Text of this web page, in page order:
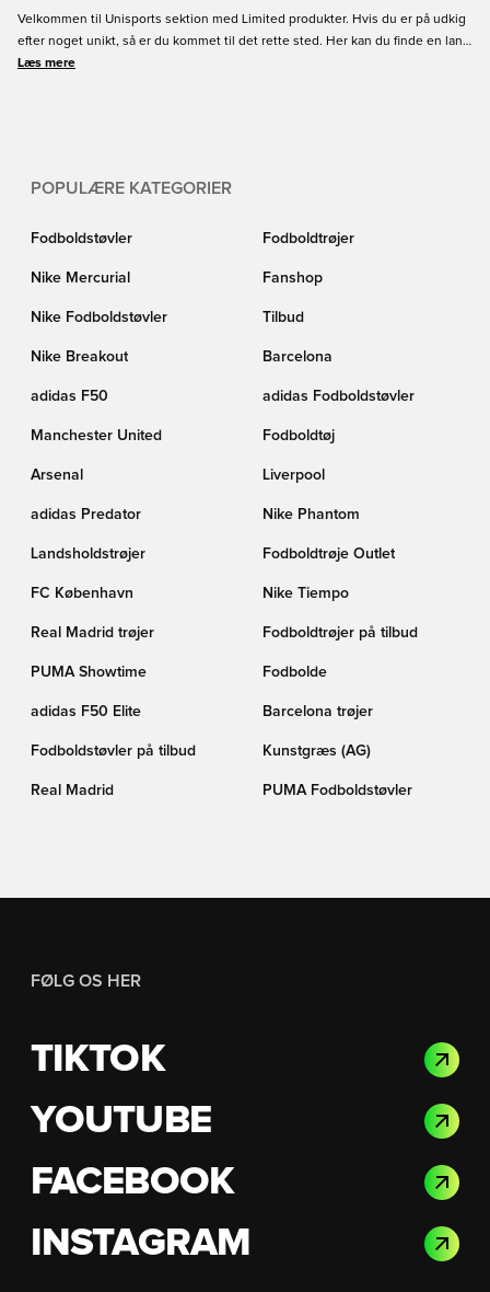
Velkommen til Unisports sektion med Limited produkter. Hvis du er på udkig
efter noget unikt, så er du kommet til det rette sted. Her kan du finde en lang
række Limited fodboldstøvler, fodboldtrøjer, sportstøj og meget mere. Alt fra
Læs mere
POPULÆRE KATEGORIER
Fodboldstøvler Fodboldtrøjer
Nike Mercurial Fanshop
Nike Fodboldstøvler Tilbud
Nike Breakout Barcelona
adidas F50 adidas Fodboldstøvler
Manchester United Fodboldtøj
Arsenal Liverpool
adidas Predator Nike Phantom
Landsholdstrøjer Fodboldtrøje Outlet
FC København Nike Tiempo
Real Madrid trøjer Fodboldtrøjer på tilbud
PUMA Showtime Fodbolde
adidas F50 Elite Barcelona trøjer
Fodboldstøvler på tilbud Kunstgræs (AG)
Real Madrid PUMA Fodboldstøvler
FØLG OS HER
TIKTOK
YOUTUBE
FACEBOOK
INSTAGRAM